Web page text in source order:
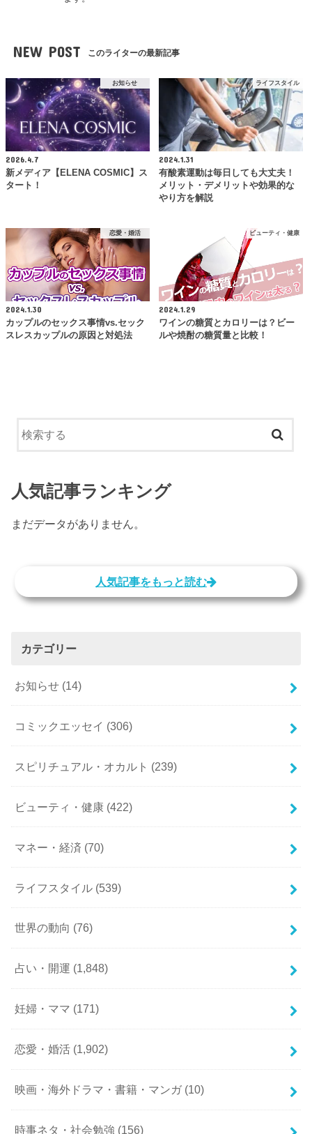
NEW POST このライターの最新記事
お知らせ
2026.4.7
新メディア【ELENA COSMIC】ス
タート！
ライフスタイル
2024.1.31
有酸素運動は毎日しても大丈夫！
メリット・デメリットや効果的な
やり方を解説
恋愛・婚活
2024.1.30
カップルのセックス事情vs.セック
スレスカップルの原因と対処法
ビューティ・健康
2024.1.29
ワインの糖質とカロリーは？ビー
ルや焼酎の糖質量と比較！
人気記事ランキング
まだデータがありません。
人気記事をもっと読む
カテゴリー
お知らせ (14)
コミックエッセイ (306)
スピリチュアル・オカルト (239)
ビューティ・健康 (422)
マネー・経済 (70)
ライフスタイル (539)
世界の動向 (76)
占い・開運 (1,848)
妊婦・ママ (171)
恋愛・婚活 (1,902)
映画・海外ドラマ・書籍・マンガ (10)
時事ネタ・社会勉強 (156)